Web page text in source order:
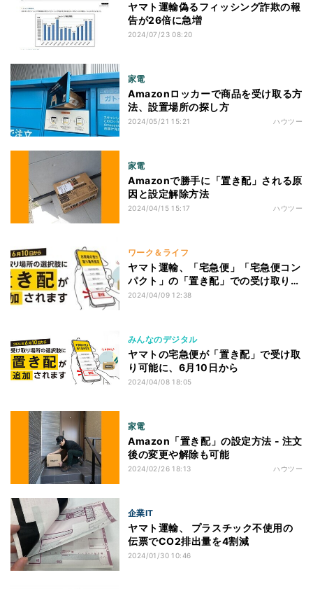
ヤマト運輸偽るフィッシング詐欺の報
告が26倍に急増
2024/07/23 08:20
家電
Amazonロッカーで商品を受け取る方
法、設置場所の探し方
2024/05/21 15:21 ハウツー
家電
Amazonで勝手に「置き配」される原
因と設定解除方法
2024/04/15 15:17 ハウツー
ワーク＆ライフ
ヤマト運輸、「宅急便」「宅急便コン
パクト」の「置き配」での受け取りを
可能に!
2024/04/09 12:38
みんなのデジタル
ヤマトの宅急便が「置き配」で受け取
り可能に、6月10日から
2024/04/08 18:05
家電
Amazon「置き配」の設定方法 - 注文
後の変更や解除も可能
2024/02/26 18:13 ハウツー
企業IT
ヤマト運輸、 プラスチック不使用の
伝票でCO2排出量を4割減
2024/01/30 10:46